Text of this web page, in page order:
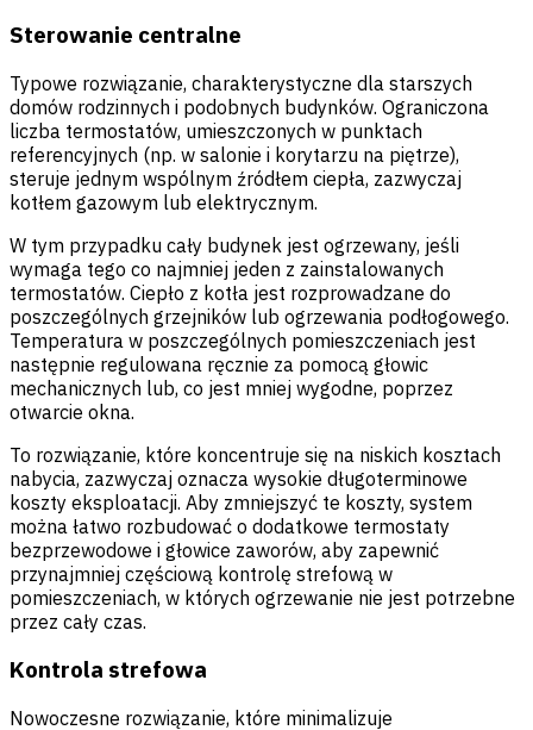
Sterowanie centralne
Typowe rozwiązanie, charakterystyczne dla starszych
domów rodzinnych i podobnych budynków. Ograniczona
liczba termostatów, umieszczonych w punktach
referencyjnych (np. w salonie i korytarzu na piętrze),
steruje jednym wspólnym źródłem ciepła, zazwyczaj
kotłem gazowym lub elektrycznym.
W tym przypadku cały budynek jest ogrzewany, jeśli
wymaga tego co najmniej jeden z zainstalowanych
termostatów. Ciepło z kotła jest rozprowadzane do
poszczególnych grzejników lub ogrzewania podłogowego.
Temperatura w poszczególnych pomieszczeniach jest
następnie regulowana ręcznie za pomocą głowic
mechanicznych lub, co jest mniej wygodne, poprzez
otwarcie okna.
To rozwiązanie, które koncentruje się na niskich kosztach
nabycia, zazwyczaj oznacza wysokie długoterminowe
koszty eksploatacji. Aby zmniejszyć te koszty, system
można łatwo rozbudować o dodatkowe termostaty
bezprzewodowe i głowice zaworów, aby zapewnić
przynajmniej częściową kontrolę strefową w
pomieszczeniach, w których ogrzewanie nie jest potrzebne
przez cały czas.
Kontrola strefowa
Nowoczesne rozwiązanie, które minimalizuje